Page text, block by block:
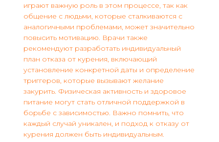
играют важную роль в этом процессе, так как
общение с людьми, которые сталкиваются с
аналогичными проблемами, может значительно
повысить мотивацию. Врачи также
рекомендуют разработать индивидуальный
план отказа от курения, включающий
установление конкретной даты и определение
триггеров, которые вызывают желание
закурить. Физическая активность и здоровое
питание могут стать отличной поддержкой в
борьбе с зависимостью. Важно помнить, что
каждый случай уникален, и подход к отказу от
курения должен быть индивидуальным.